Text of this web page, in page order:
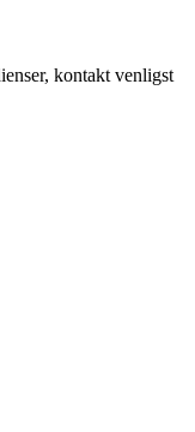
kontakt venligst